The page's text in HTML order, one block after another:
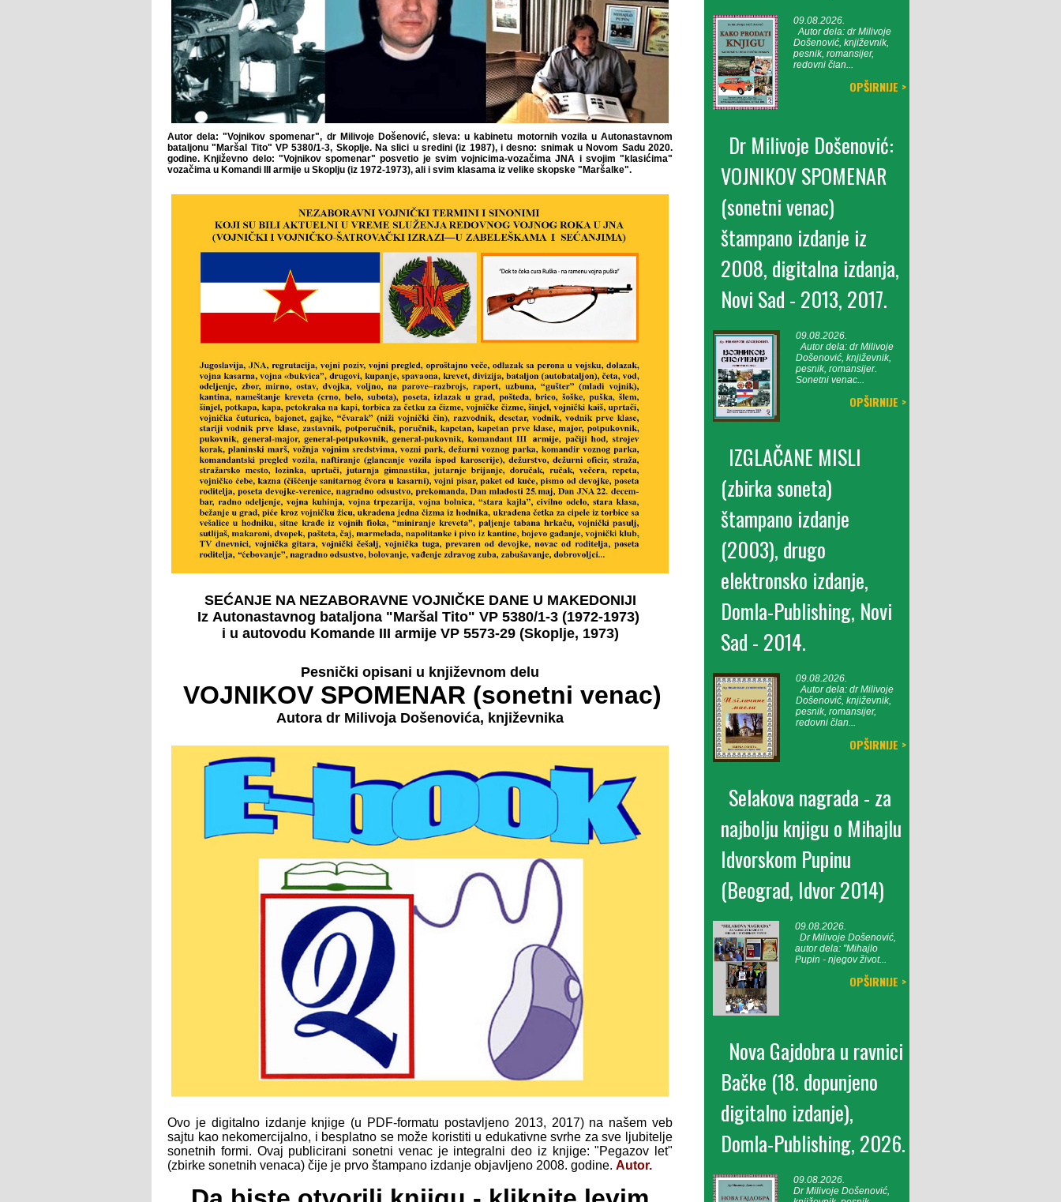
Autor dela: "Vojnikov spomenar", dr Milivoje Došenović, sleva: u kabinetu motornih vozila u Autonastavnom
bataljonu "Maršal Tito" VP 5380/1-3, Skoplje. Na slici u sredini (iz 1987), i desno: snimak u Novom Sadu 2020.
godine. Književno delo: "Vojnikov spomenar" posvetio je svim vojnicima-vozačima JNA i svojim "klasićima"
vozačima u Komandi III armije u Skoplju (iz 1972-1973), ali i svim klasama iz velike skopske "Maršalke".
SEĆANJE NA NEZABORAVNE VOJNIČKE DANE U MAKEDONIJI
Iz Autonastavnog bataljona "Maršal Tito" VP 5380/1-3 (1972-1973)
i u autovodu Komande III armije VP 5573-29 (Skoplje, 1973)
Pesnički opisani u književnom delu
VOJNIKOV SPOMENAR (sonetni venac)
Autora dr Milivoja Došenovića, književnika
Ovo je digitalno izdanje knjige (u PDF-formatu postavljeno 2013, 2017) na našem veb
sajtu kao nekomercijalno, i besplatno se može koristiti u edukativne svrhe za sve ljubitelje
sonetnih formi. Ovaj publicirani sonetni venac je integralni deo iz knjige: "Pegazov let"
(zbirke sonetnih venaca) čije je prvo štampano izdanje objavljeno 2008. godine. Autor.
09.08.2026.
Autor dela: dr Milivoje
Došenović, književnik,
pesnik, romansijer,
redovni član...
OPŠIRNIJE >
Dr Milivoje Došenović:
VOJNIKOV SPOMENAR
(sonetni venac)
štampano izdanje iz
2008, digitalna izdanja,
Novi Sad - 2013, 2017.
09.08.2026.
Autor dela: dr Milivoje
Došenović, književnik,
pesnik, romansijer.
Sonetni venac...
OPŠIRNIJE >
IZGLAČANE MISLI
(zbirka soneta)
štampano izdanje
(2003), drugo
elektronsko izdanje,
Domla-Publishing, Novi
Sad - 2014.
09.08.2026.
Autor dela: dr Milivoje
Došenović, književnik,
pesnik, romansijer,
redovni član...
OPŠIRNIJE >
Selakova nagrada - za
najbolju knjigu o Mihajlu
Idvorskom Pupinu
(Beograd, Idvor 2014)
09.08.2026.
Dr Milivoje Došenović,
autor dela: "Mihajlo
Pupin - njegov život...
OPŠIRNIJE >
Nova Gajdobra u ravnici
Bačke (18. dopunjeno
digitalno izdanje),
Domla-Publishing, 2026.
09.08.2026.
Dr Milivoje Došenović,